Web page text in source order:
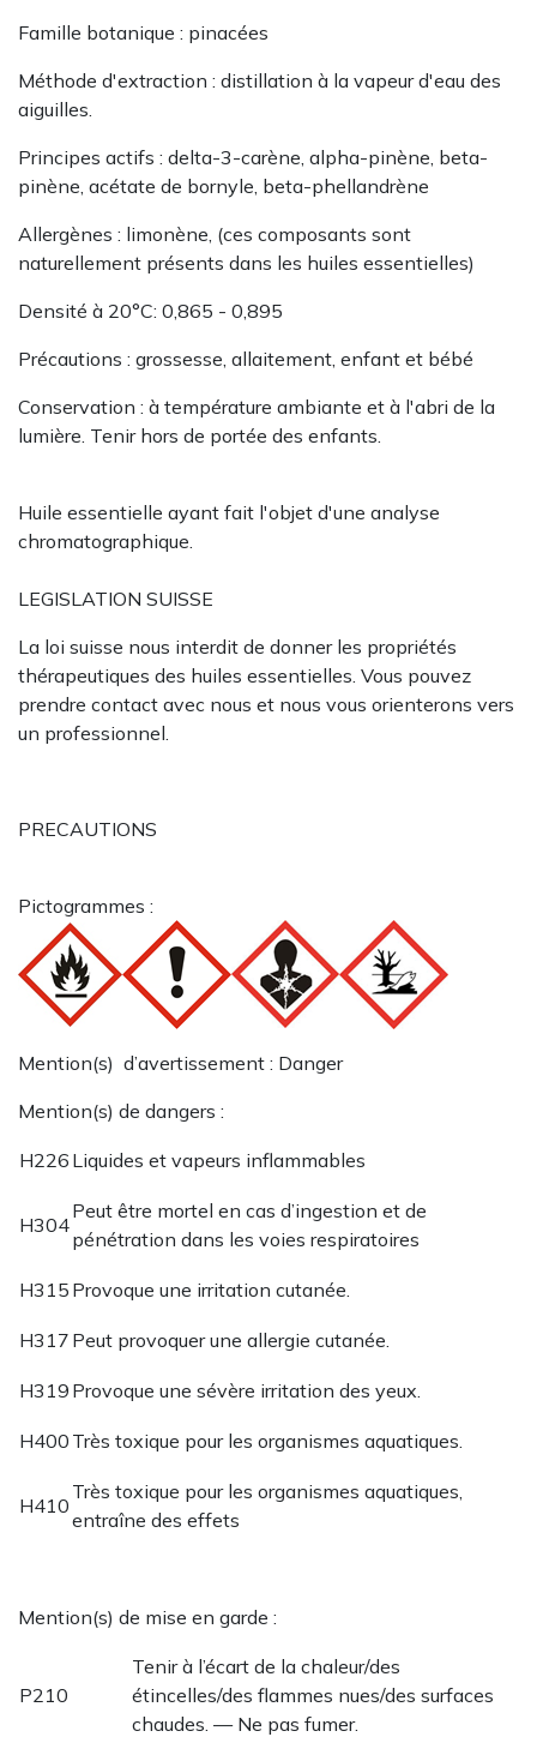
Famille botanique : pinacées
Méthode d'extraction : distillation à la vapeur d'eau​​​​​​ des
aiguilles.
Principes actifs : delta-3-carène, alpha-pinène, beta-
pinène, acétate de bornyle, beta-phellandrène
Allergènes : limonène, (ces composants sont
naturellement présents dans les huiles essentielles)
Densité à 20°C: 0,865 - 0,895
Précautions : grossesse, allaitement, enfant et bébé
Conservation : à température ambiante et à l'abri de la
lumière. Tenir hors de portée des enfants.
Huile essentielle ayant fait l'objet d'une analyse
chromatographique.
LEGISLATION SUISSE
La loi suisse nous interdit de donner les propriétés
thérapeutiques des huiles essentielles. Vous pouvez
prendre contact avec nous et nous vous orienterons vers
un professionnel.
PRECAUTIONS
Pictogrammes :
Mention(s) d’avertissement : Danger
Mention(s) de dangers :
H226 Liquides et vapeurs inflammables
H304
Peut être mortel en cas d’ingestion et de
pénétration dans les voies respiratoires
H315 Provoque une irritation cutanée.
H317 Peut provoquer une allergie cutanée.
H319 Provoque une sévère irritation des yeux.
H400 Très toxique pour les organismes aquatiques.
H410
Très toxique pour les organismes aquatiques,
entraîne des effets
Mention(s) de mise en garde :
P210
Tenir à l’écart de la chaleur/des
étincelles/des flammes nues/des surfaces
chaudes. — Ne pas fumer.